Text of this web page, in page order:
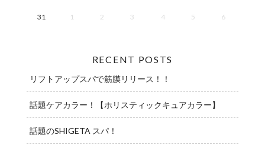
31 1 2 3 4 5 6
RECENT POSTS
リフトアップスパで筋膜リリース！！
話題ケアカラー！【ホリスティックキュアカラー】
話題のSHIGETA スパ！